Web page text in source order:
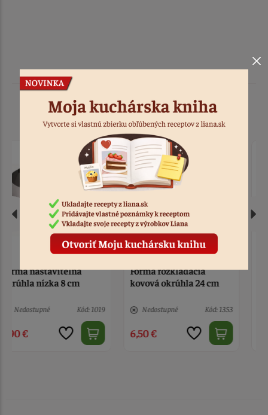
Podobné produkty
Forma rozkladacia
kovová okrúhla 24 cm
Nedostupné Kód: 1353
6,50 €
Tortová fólia 80 mm - 10
m
5 ks Kód: 1837
6,50 €